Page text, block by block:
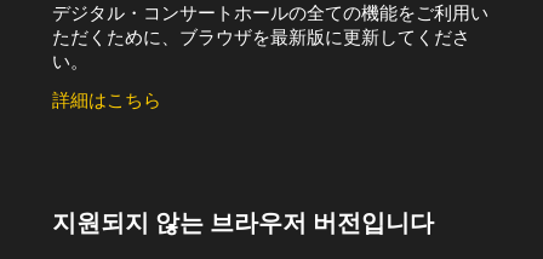
デジタル・コンサートホールの全ての機能をご利用い
ただくために、ブラウザを最新版に更新してくださ
い。
詳細はこちら
지원되지 않는 브라우저 버전입니다